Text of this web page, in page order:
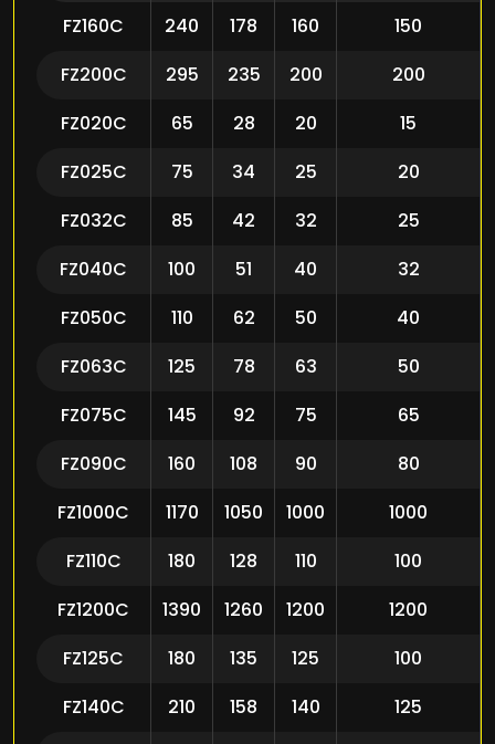
FZ160C 240 178 160 150
FZ200C
295 235 200 200
FZ020C
65 28 20 15
FZ025C
75 34 25 20
FZ032C
85 42 32 25
FZ040C
100 51 40
32
FZ050C
110 62 50
40
FZ063C
125 78 63
50
FZ075C
145 92 75
65
FZ090C
160 108 90
80
FZ1000C
1170 1050 1000 1000
FZ110C
180 128 110
100
FZ1200C
1390 1260 1200 1200
FZ125C
180 135 125
100
FZ140C
210 158 140
125